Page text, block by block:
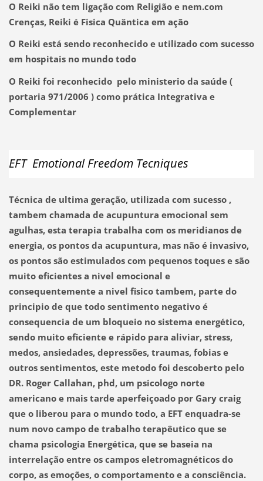
O Reiki não tem ligação com Religião e nem.com
Crenças, Reiki é Fisica Quântica em ação
O Reiki está sendo reconhecido e utilizado com sucesso
em hospitais no mundo todo
O Reiki foi reconhecido pelo ministerio da saúde (
portaria 971/2006 ) como prática Integrativa e
Complementar
EFT Emotional Freedom Tecniques
Técnica de ultima geração, utilizada com sucesso ,
tambem chamada de acupuntura emocional sem
agulhas, esta terapia trabalha com os meridianos de
energia, os pontos da acupuntura, mas não é invasivo,
os pontos são estimulados com pequenos toques e são
muito eficientes a nivel emocional e
consequentemente a nivel fisico tambem, parte do
principio de que todo sentimento negativo é
consequencia de um bloqueio no sistema energético,
sendo muito eficiente e rápido para aliviar, stress,
medos, ansiedades, depressões, traumas, fobias e
outros sentimentos, este metodo foi descoberto pelo
DR. Roger Callahan, phd, um psicologo norte
americano e mais tarde aperfeiçoado por Gary craig
que o liberou para o mundo todo, a EFT enquadra-se
num novo campo de trabalho terapêutico que se
chama psicologia Energética, que se baseia na
interrelação entre os campos eletromagnéticos do
corpo, as emoções, o comportamento e a consciência.